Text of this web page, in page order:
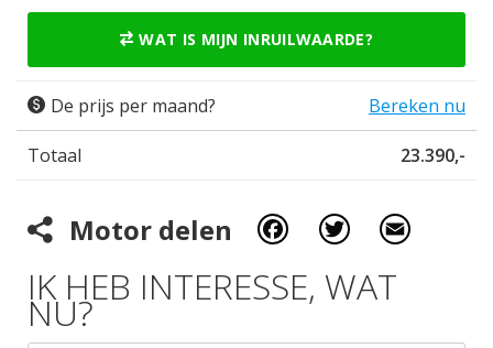
WAT IS MIJN INRUILWAARDE?
De prijs per maand? Bereken nu
Totaal 23.390,-
Motor delen Facebook Twitter
IK HEB INTERESSE, WAT
NU?